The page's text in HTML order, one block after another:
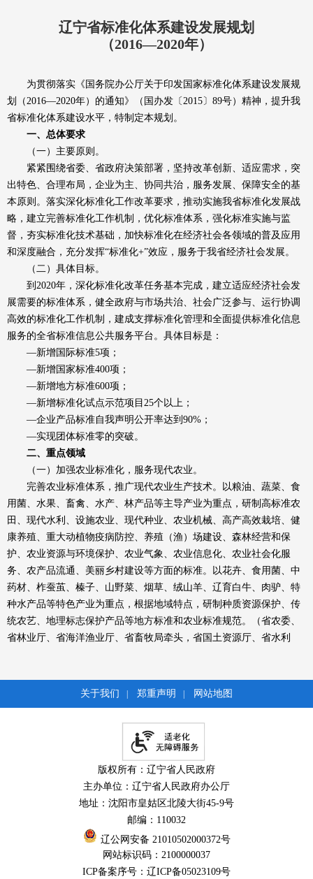
辽宁省标准化体系建设发展规划
（2016—2020年）
为贯彻落实《国务院办公厅关于印发国家标准化体系建设发展规
划（2016—2020年）的通知》（国办发〔2015〕89号）精神，提升我
省标准化体系建设水平，特制定本规划。
一、总体要求
（一）主要原则。
紧紧围绕省委、省政府决策部署，坚持改革创新、适应需求，突
出特色、合理布局，企业为主、协同共治，服务发展、保障安全的基
本原则。落实深化标准化工作改革要求，推动实施我省标准化发展战
略，建立完善标准化工作机制，优化标准体系，强化标准实施与监
督，夯实标准化技术基础，加快标准化在经济社会各领域的普及应用
和深度融合，充分发挥“标准化+”效应，服务于我省经济社会发展。
（二）具体目标。
到2020年，深化标准化改革任务基本完成，建立适应经济社会发
展需要的标准体系，健全政府与市场共治、社会广泛参与、运行协调
高效的标准化工作机制，建成支撑标准化管理和全面提供标准化信息
服务的全省标准信息公共服务平台。具体目标是：
—新增国际标准5项；
—新增国家标准400项；
—新增地方标准600项；
—新增标准化试点示范项目25个以上；
—企业产品标准自我声明公开率达到90%；
—实现团体标准零的突破。
二、重点领域
（一）加强农业标准化，服务现代农业。
完善农业标准体系，推广现代农业生产技术。以粮油、蔬菜、食
用菌、水果、畜禽、水产、林产品等主导产业为重点，研制高标准农
田、现代水利、设施农业、现代种业、农业机械、高产高效栽培、健
康养殖、重大动植物疫病防控、养殖（渔）场建设、森林经营和保
护、农业资源与环境保护、农业气象、农业信息化、农业社会化服
务、农产品流通、美丽乡村建设等方面的标准。以花卉、食用菌、中
药材、柞蚕茧、榛子、山野菜、烟草、绒山羊、辽育白牛、肉驴、特
种水产品等特色产业为重点，根据地域特点，研制种质资源保护、传
统农艺、地理标志保护产品等地方标准和农业标准规范。（省农委、
省林业厅、省海洋渔业厅、省畜牧局牵头，省国土资源厅、省水利
推行农业标准化生产，提升农业现代化生产水平。结合我省实施
化生态养殖场等现代化农业重大工程，加大标准实施力度。推进农业
标准示范区、畜禽标准化生态养殖场和水产养殖示范场建设，扶持新
型农业经营主体开展标准化生产。（省农委、省林业厅、省海洋渔业
厅、省畜牧局牵头，省国土资源厅、省质监局，各市政府按职责分工
促进现代农业与第二、三产业有机融合，创新农业发展方式。加
快农产品深加工标准化生产和农产品现代流通体系标准化工作，促进
农业生产经营专业化、标准化、规模化、集约化。（省农委、省商务
厅牵头，省供销社、省食品药品监管局、省质监局、各市政府按职责
关于我们 郑重声明 网站地图
版权所有：辽宁省人民政府
主办单位：辽宁省人民政府办公厅
地址：沈阳市皇姑区北陵大街45-9号
邮编：110032
辽公网安备 21010502000372号
网站标识码：2100000037
ICP备案序号：辽ICP备05023109号